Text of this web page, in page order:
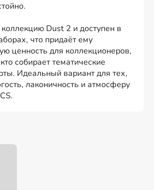
Dust 2 и доступен в
что придаёт ему
ценность для коллекционеров,
собирает тематические
Идеальный вариант для тех,
лаконичность и атмосферу